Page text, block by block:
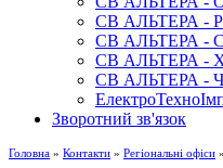
СВ АЛЬТЕРА -
СВ АЛЬТЕРА -
СВ АЛЬТЕРА -
СВ АЛЬТЕРА -
Зворотний зв'язок
Головна » Контакти » Регіональні офіси